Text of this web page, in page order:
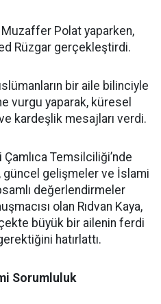
Polat yaparken,
Rüzgar gerçekleştirdi.
bir aile bilinciyle
vurgu yaparak, küresel
kardeşlik mesajları verdi.
Temsilciliği’nde
gelişmeler ve İslami
değerlendirmeler
olan Rıdvan Kaya,
büyük bir ailenin ferdi
hatırlattı.
Sorumluluk